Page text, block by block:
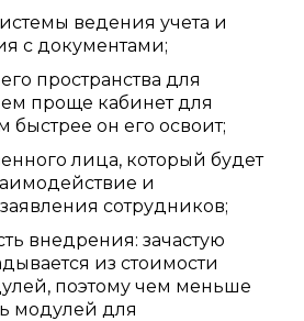
ведения учета и
с документами;
пространства для
проще кабинет для
быстрее он его освоит;
лица, который будет
и
сотрудников;
внедрения: зачастую
из стоимости
поэтому чем меньше
модулей для